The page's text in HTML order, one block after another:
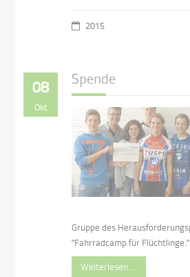
2015
08
Okt
Spende
Gruppe des
"Fahrradcamp für Flüchtlinge."
Weiterlesen …